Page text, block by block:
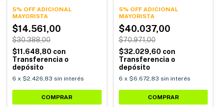
1803 Alpina
5% OFF ADICIONAL
$14.561,00
$30.388,00
$11.648,80 con
Transferencia o
depósito
6 x $2.426,83 sin interés
COMPRAR
5% OFF ADICIONAL
$40.037,00
$70.971,00
$32.029,60 con
Transferencia o
depósito
6 x $6.672,83 sin interés
COMPRAR